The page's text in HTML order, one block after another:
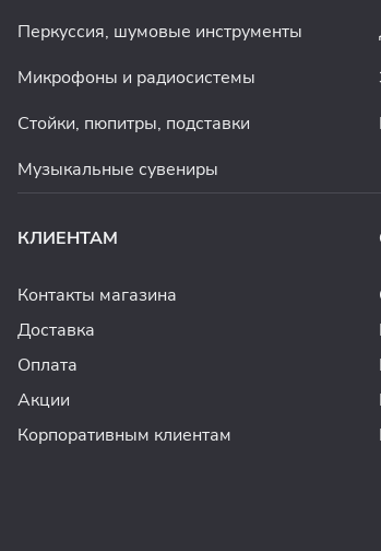
Перкуссия, шумовые инструменты
Микрофоны и радиосистемы
Стойки, пюпитры, подставки
Музыкальные сувениры
КЛИЕНТАМ
Контакты магазина
Доставка
Оплата
Акции
Корпоративным клиентам